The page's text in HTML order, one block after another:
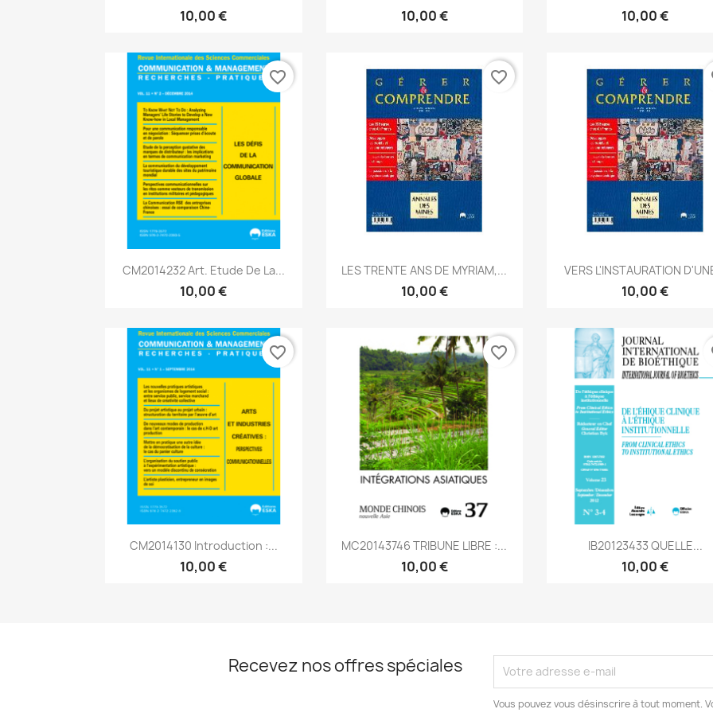
10,00 € 10,00 € 10,00 €
Aperçu rapide
CM2014232 Art. Etude De La...
10,00 €
favorite_border
Aperçu rapide
LES TRENTE ANS DE MYRIAM,...
10,00 €
favorite_border
Aperçu rapide
VERS L'INSTAURATION
10,00 €
Aperçu rapide
CM2014130 Introduction :...
10,00 €
favorite_border
Aperçu rapide
MC20143746 TRIBUNE LIBRE :...
10,00 €
favorite_border
Aperçu rapide
IB20123433 QUELLE...
10,00 €
Recevez nos offres spéciales
Vous pouvez vous désinscrire à tout moment.